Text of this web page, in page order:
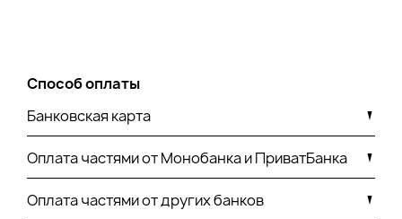
Способ оплаты
Банковская карта
Оплата частями от Монобанка и ПриватБанка
Оплата частями от других банков